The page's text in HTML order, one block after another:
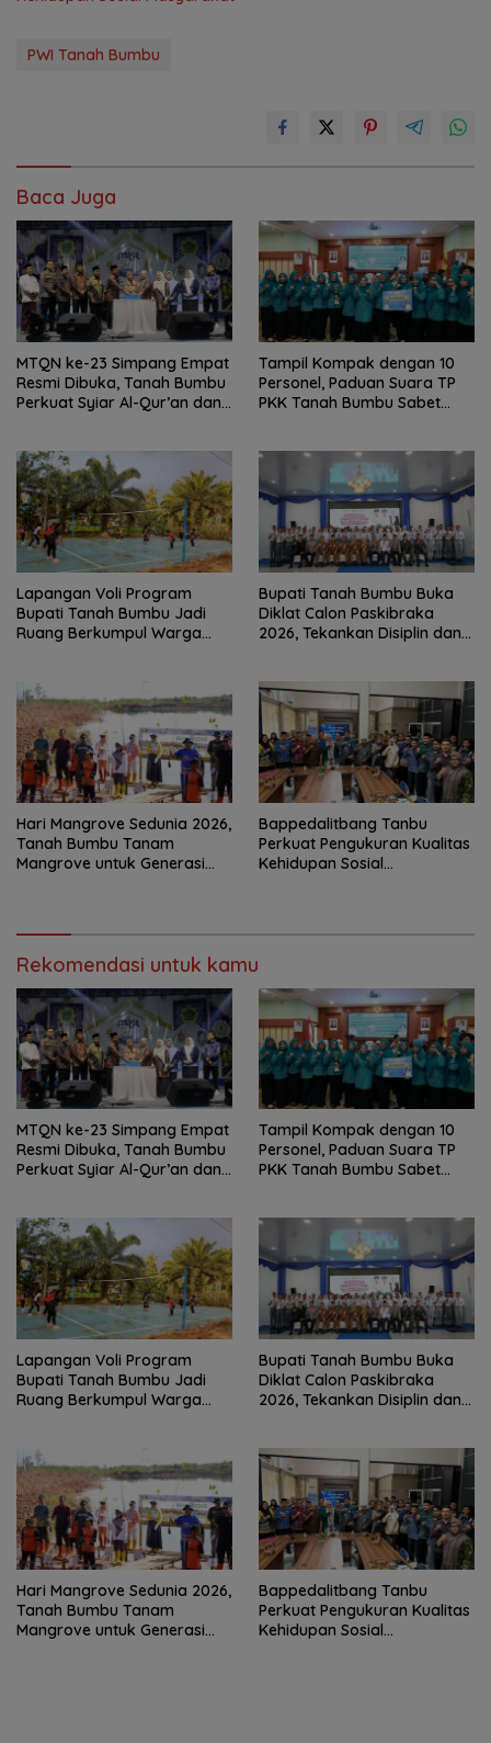
PWI Tanah Bumbu
Baca Juga
MTQN ke-23 Simpang Empat
Resmi Dibuka, Tanah Bumbu
Perkuat Syiar Al-Qur’an dan
Tampil Kompak dengan 10
Personel, Paduan Suara TP
PKK Tanah Bumbu Sabet
Lapangan Voli Program
Bupati Tanah Bumbu Jadi
Ruang Berkumpul Warga
Bupati Tanah Bumbu Buka
Diklat Calon Paskibraka
2026, Tekankan Disiplin dan
Hari Mangrove Sedunia 2026,
Tanah Bumbu Tanam
Mangrove untuk Generasi
Bappedalitbang Tanbu
Perkuat Pengukuran Kualitas
Kehidupan Sosial
Rekomendasi untuk kamu
MTQN ke-23 Simpang Empat
Resmi Dibuka, Tanah Bumbu
Perkuat Syiar Al-Qur’an dan
Tampil Kompak dengan 10
Personel, Paduan Suara TP
PKK Tanah Bumbu Sabet
Lapangan Voli Program
Bupati Tanah Bumbu Jadi
Ruang Berkumpul Warga
Bupati Tanah Bumbu Buka
Diklat Calon Paskibraka
2026, Tekankan Disiplin dan
Hari Mangrove Sedunia 2026,
Tanah Bumbu Tanam
Mangrove untuk Generasi
Bappedalitbang Tanbu
Perkuat Pengukuran Kualitas
Kehidupan Sosial